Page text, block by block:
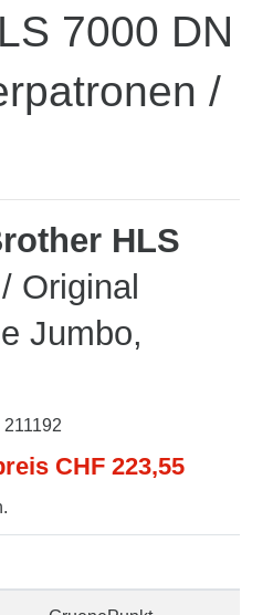
7000 DN
/
HLS
/ Original
Jumbo,
CHF 223,55